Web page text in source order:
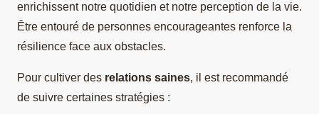
enrichissent notre quotidien et notre perception de la vie.
Être entouré de personnes encourageantes renforce la
résilience face aux obstacles.
Pour cultiver des relations saines, il est recommandé
de suivre certaines stratégies :